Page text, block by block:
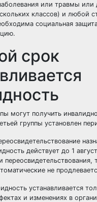
или травмы
классов) и любой
социальная
срок
могут получить
группы установлен
действует до 1
переосвидетельствования,
не
устанавливается
и изменениях в